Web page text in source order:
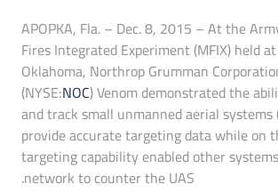
APOPKA, Fla. – Dec. 8, 2015 – At the
Fires Integrated Experiment (MFIX) held
Oklahoma, Northrop Grumman
(NYSE:NOC) Venom demonstrated the
and track small unmanned aerial systems
provide accurate targeting data while on
targeting capability enabled other
network to counter the UAS.